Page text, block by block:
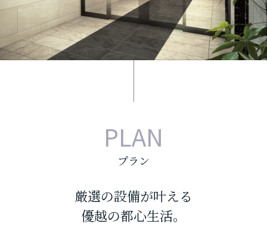
PLAN
プラン
厳選の設備が叶える
優越の都心生活。